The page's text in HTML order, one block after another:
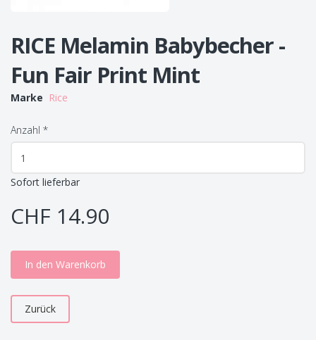
RICE Melamin Babybecher -
Fun Fair Print Mint
Marke Rice
Anzahl *
Sofort lieferbar
CHF 14.90
In den Warenkorb
Zurück